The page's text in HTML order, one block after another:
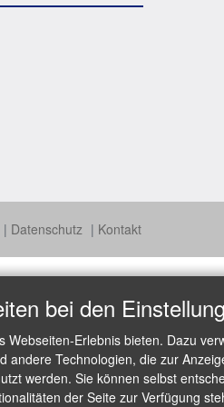
Datenschutz Kontakt
bei den
Webseiten-Erlebnis bieten. Dazu
andere Technologien, die zur
werden. Sie können selbst
der Seite zur Verfügung